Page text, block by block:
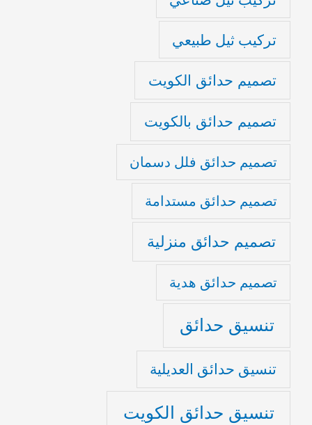
تركيب ثيل طبيعي
تصميم حدائق الكويت
تصميم حدائق بالكويت
تصميم حدائق فلل دسمان
تصميم حدائق مستدامة
تصميم حدائق منزلية
تصميم حدائق هدية
تنسيق حدائق
تنسيق حدائق العديلية
تنسيق حدائق الكويت